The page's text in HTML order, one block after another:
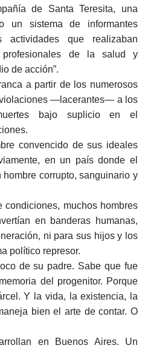
de Santa Teresita, una
un sistema de informantes
que realizaban
profesionales de la salud y
de acción”.
a partir de los numerosos
—lacerantes— a los
bajo suplicio en el
convencido de sus ideales
en un país donde el
corrupto, sanguinario y
muchos hombres
en banderas humanas,
ni para sus hijos y los
político represor.
de su padre. Sabe que fue
del progenitor. Porque
Y la vida, la existencia, la
bien el arte de contar. O
en Buenos Aires. Un